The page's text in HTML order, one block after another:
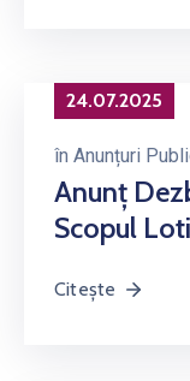
24.07.2025
în Anunțuri
Anunț
Scopul
Citește